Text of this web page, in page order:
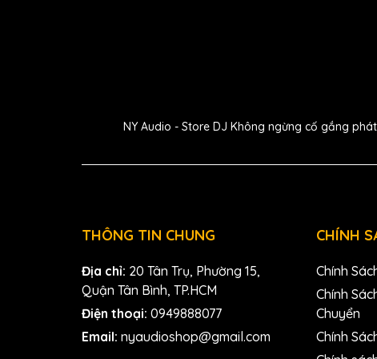
Mic cho trống snare (MTP 550 DM): Mang đến
cường sự hiện diện
Mic cho cymbals và hi-hat (MTP 440 DM): Đảm
làm nổi bật sự chi tiết và
3. Khả năng
Lewitt Beatkit 4-piece Drum Mic Kit được trang bị
NY Audio - Store DJ Không ngừng cố gắng
THÔNG TIN CHUNG
Địa chỉ: 20 Tân Trụ, Phường 15,
Quận Tân Bình, TP.HCM
Điện thoại: 0949888077
Email: nyaudioshop@gmail.com
CHÍNH
Chính
Chính
Chuyển
Chính